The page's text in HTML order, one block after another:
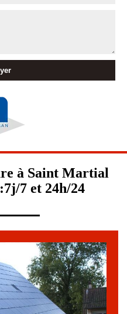
à Saint Martial
7 et 24h/24